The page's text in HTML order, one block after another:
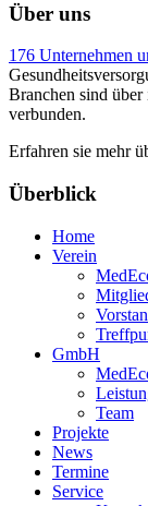
Über uns
176 Unternehmen
Branchen sind
verbunden.
Erfahren sie mehr
Überblick
Home
Verein
GmbH
Team
Projekte
News
Termine
Service